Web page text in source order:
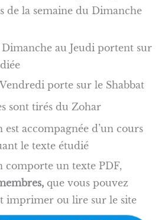
de la semaine du Dimanche
au Jeudi portent sur
porte sur le Shabbat
sont tirés du Zohar
est accompagnée d’un cours
le texte étudié
comporte un texte PDF,
que vous pouvez
imprimer ou lire sur le site